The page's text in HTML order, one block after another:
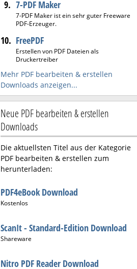
9. 7-PDF Maker
7-PDF Maker ist ein sehr guter Freeware
PDF-Erzeuger.
10. FreePDF
Erstellen von PDF Dateien als
Druckertreiber
Mehr PDF bearbeiten & erstellen
Downloads anzeigen...
Neue PDF bearbeiten & erstellen
Downloads
Die aktuellsten Titel aus der Kategorie
PDF bearbeiten & erstellen zum
herunterladen:
PDF4eBook Download
Kostenlos
ScanIt - Standard-Edition Download
Shareware
Nitro PDF Reader Download